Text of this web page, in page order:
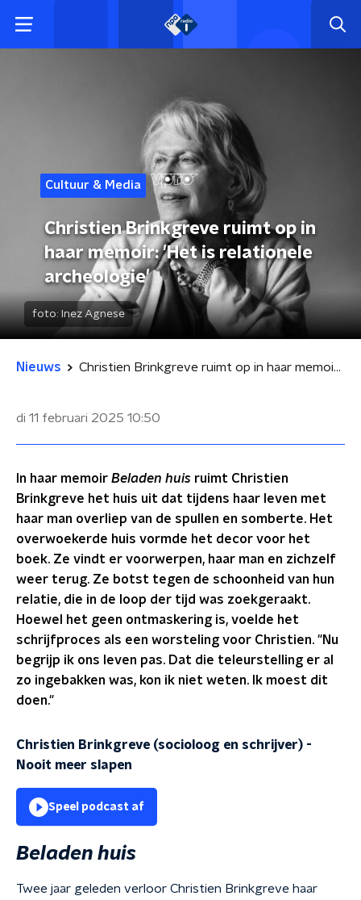
Cultuur & Media
Christien Brinkgreve ruimt op in
haar memoir: 'Het is relationele
archeologie'
foto: Inez Agnese
Nieuws Christien Brinkgreve ruimt op in haar memoir: 'Het is relationele archeologie'
di 11 februari 2025 10:50
In haar memoir Beladen huis ruimt Christien
Brinkgreve het huis uit dat tijdens haar leven met
haar man overliep van de spullen en somberte. Het
overwoekerde huis vormde het decor voor het
boek. Ze vindt er voorwerpen, haar man en zichzelf
weer terug. Ze botst tegen de schoonheid van hun
relatie, die in de loop der tijd was zoekgeraakt.
Hoewel het geen ontmaskering is, voelde het
schrijfproces als een worsteling voor Christien. "Nu
begrijp ik ons leven pas. Dat die teleurstelling er al
zo ingebakken was, kon ik niet weten. Ik moest dit
doen."
Christien Brinkgreve (socioloog en schrijver) -
Nooit meer slapen
Speel podcast af
Beladen huis
Twee jaar geleden verloor Christien Brinkgreve haar